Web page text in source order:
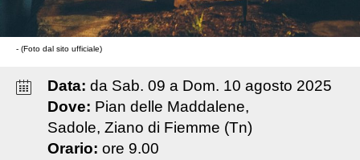
- (Foto dal sito ufficiale)
Data: da Sab. 09 a Dom. 10 agosto 2025
Dove: Pian delle Maddalene,
Sadole, Ziano di Fiemme (Tn)
Orario: ore 9.00